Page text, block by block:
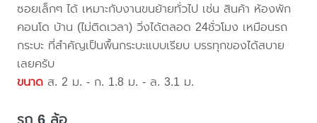
ซอยเล็กๆ ได้ เหมาะกับงานขนย้ายทั่วไป เช่น สินค้า ห้องพัก
คอนโด บ้าน (ไม่ติดเวลา) วิ่งได้ตลอด 24ชั่วโมง เหมือนรถ
กระบะ ที่สำคัญเป็นพื้นกระบะแบบเรียบ บรรทุกของได้สบาย
เลยครับ
ขนาด ส. 2 ม. - ก. 1.8 ม. - ล. 3.1 ม.